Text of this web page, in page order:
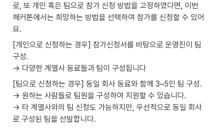
로, 또 개인 혹은 팀으로 참가 신청 방법을 고정하였다면, 이번
해커톤에서는 희망하는 방법을 선택하여 참가를 신청할 수 있어
요.
[개인으로 신청하는 경우] 참가신청서를 바탕으로 운영진이 팀
구성.
→ 다양한 계열사 동료들과 팀이 구성됩니다
[팀으로 신청하는 경우] 동일 회사 동료와 함께 3~5인 팀 구성.
→ 원하는 사람들로 팀원을 구성하여 지원할 수 있습니다.
→ 타 계열사와의 팀 신청도 가능하지만, 우선적으로 동일 회사
로 구성된 팀을 선발합니다.